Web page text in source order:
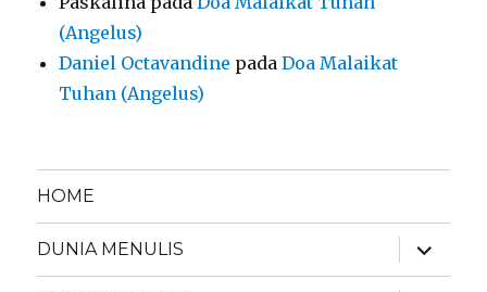
(Angelus)
Daniel Octavandine padaDoa Malaikat
Tuhan (Angelus)
HOME
DUNIA MENULIS
expand
child
menu